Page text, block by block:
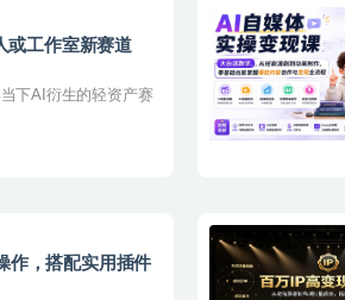
或工作室新赛道
下AI衍生的轻资产赛
作，搭配实用插件